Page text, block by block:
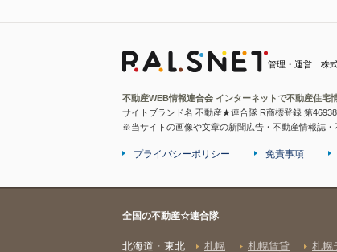
管理・運営 株
不動産WEB情報連合会 インターネットで不動産住宅
サイトブランド名 不動産★連合隊 R商標登録 第
※当サイトの画像や文章の新聞広告・不動産情報誌・
プライバシーポリシー 免責事項